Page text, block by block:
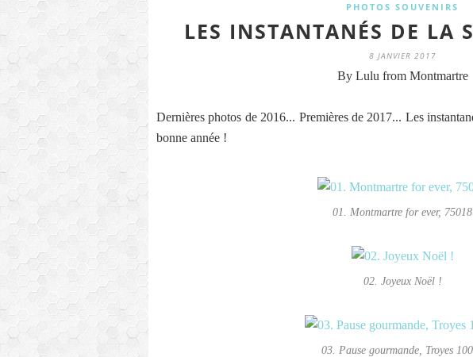
PHOTOS SOUVENIRS
LES INSTANTANÉS DE LA
8 JANVIER 2017
By Lulu from Montmartre
Dernières photos de 2016... Premières de 2017... Les
bonne année !
01. Montmartre for ever, 75018
02. Joyeux Noël !
03. Pause gourmande, Troyes